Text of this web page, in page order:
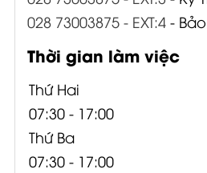
028 73003875 - EXT:4-
Thời gian làm việc
Thứ Hai
07:30 - 17:00
Thứ Ba
07:30 - 17:00